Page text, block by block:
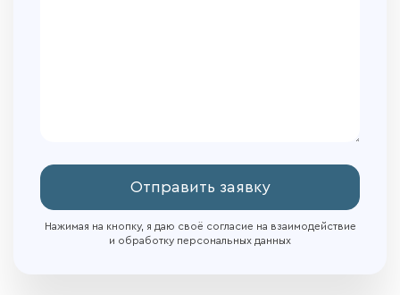
Отправить заявку
Нажимая на кнопку, я даю своё согласие на взаимодействие
и обработку персональных данных